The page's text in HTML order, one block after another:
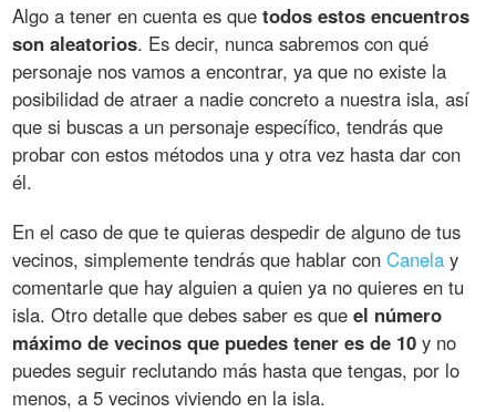
Algo a tener en cuenta es quetodos estos encuentros
son aleatorios. Es decir, nunca sabremos con qué
personaje nos vamos a encontrar, ya que no existe la
posibilidad de atraer a nadie concreto a nuestra isla, así
que si buscas a un personaje específico, tendrás que
probar con estos métodos una y otra vez hasta dar con
él.
En el caso de que te quieras despedir de alguno de tus
vecinos, simplemente tendrás que hablar conCanela y
comentarle que hay alguien a quien ya no quieres en tu
isla. Otro detalle que debes saber es queel número
máximo de vecinos que puedes tener es de 10 y no
puedes seguir reclutando más hasta que tengas, por lo
menos, a 5 vecinos viviendo en la isla.